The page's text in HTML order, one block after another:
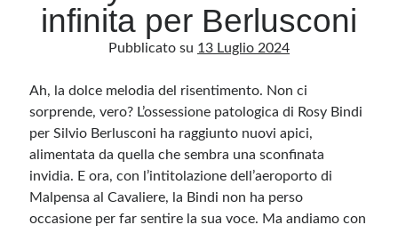
Categorie
infinita per Berlusconi
Pubblicato su 13 Luglio 2024
Ah, la dolce melodia del risentimento. Non ci
sorprende, vero? L’ossessione patologica di Rosy Bindi
per Silvio Berlusconi ha raggiunto nuovi apici,
alimentata da quella che sembra una sconfinata
invidia. E ora, con l’intitolazione dell’aeroporto di
Malpensa al Cavaliere, la Bindi non ha perso
occasione per far sentire la sua voce. Ma andiamo con